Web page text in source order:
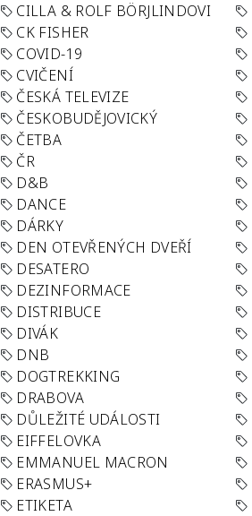
CILLA & ROLF BÖRJLINDOVI
CK FISHER
COVID-19
CVIČENÍ
ČESKÁ TELEVIZE
ČESKOBUDĚJOVICKÝ
ČETBA
ČR
D&B
DANCE
DÁRKY
DEN OTEVŘENÝCH DVEŘÍ
DESATERO
DEZINFORMACE
DISTRIBUCE
DIVÁK
DNB
DOGTREKKING
DRABOVA
DŮLEŽITÉ UDÁLOSTI
EIFFELOVKA
EMMANUEL MACRON
ERASMUS+
ETIKETA